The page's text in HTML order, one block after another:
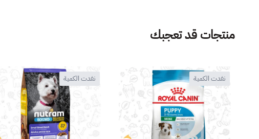
منتجات قد تعجبك
نفدت الكمية نفدت الكمية